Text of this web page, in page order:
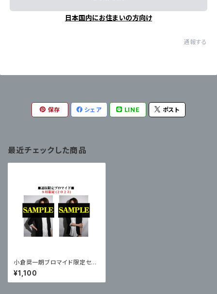
日本国内にお住まいの方向け
通報する
保存 シェア LINE ポスト
最近チェックした商品
小倉奨一朗ブロマイド限定セッ
ト【8月限定】2023
¥1,100